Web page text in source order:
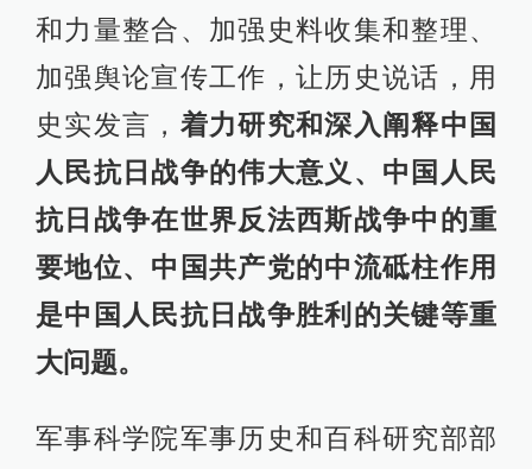
和力量整合、加强史料收集和整理、
加强舆论宣传工作，让历史说话，用
史实发言， 着力研究和深入阐释中国
人民抗日战争的伟大意义、中国人民
抗日战争在世界反法西斯战争中的重
要地位、中国共产党的中流砥柱作用
是中国人民抗日战争胜利的关键等重
大问题。
军事科学院军事历史和百科研究部部